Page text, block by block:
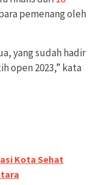
pemenang oleh
yang sudah hadir
open 2023,” kata
Kota Sehat